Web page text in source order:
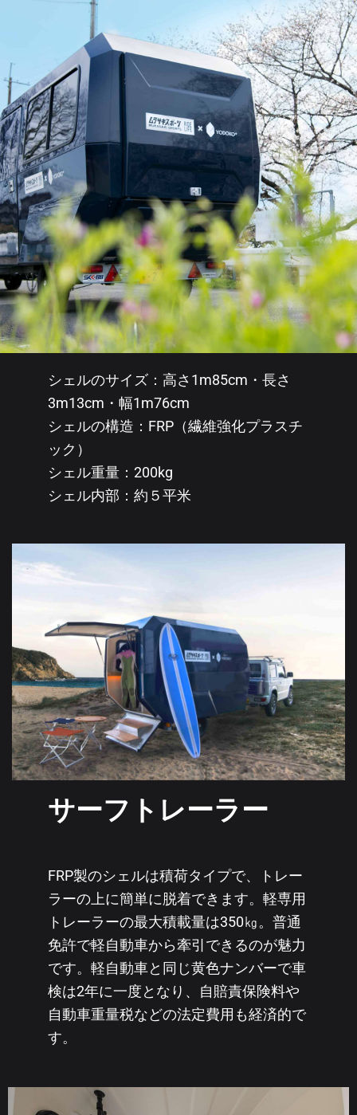
シェルのサイズ：高さ1m85cm・長さ
3m13cm・幅1m76cm
シェルの構造：FRP（繊維強化プラスチ
ック）
シェル重量：200kg
シェル内部：約５平米
サーフトレーラー
FRP製のシェルは積荷タイプで、トレー
ラーの上に簡単に脱着できます。軽専用
トレーラーの最大積載量は350㎏。普通
免許で軽自動車から牽引できるのが魅力
です。軽自動車と同じ黄色ナンバーで車
検は2年に一度となり、自賠責保険料や
自動車重量税などの法定費用も経済的で
す。